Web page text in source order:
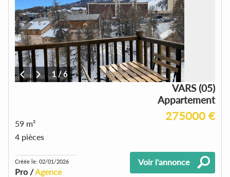
1/6
VARS (05)
Appartement
275000 €
59 m²
4 pièces
Créée le: 02/01/2026
Pro /Agence
Voir l'annonce